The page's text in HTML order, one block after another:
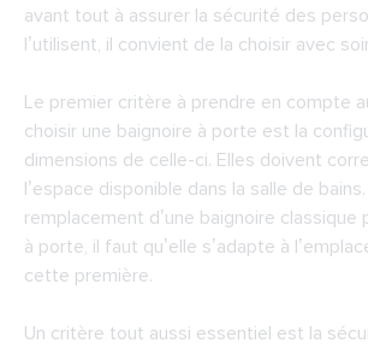
avant tout à assurer la sécurité des
l’utilisent, il convient de la choisir avec
Le premier critère à prendre en compte
choisir une baignoire à porte est la
dimensions de celle-ci. Elles doivent
l’espace disponible dans la salle de bains.
remplacement d’une baignoire classique
à porte, il faut qu’elle s’adapte à
cette première.
Un critère tout aussi essentiel est la